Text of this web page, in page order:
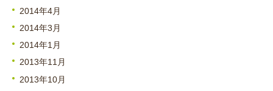
2014年4月
2014年3月
2014年1月
2013年11月
2013年10月